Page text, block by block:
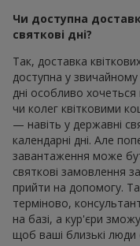
Чи доступна
святкові дні?
Так, доставка
доступна у
дні особливо хочеться
чи колег квітковими
— навіть у державні
календарні дні. Але
завантаження може
святкові замовлення
прийти на допомогу.
терміново,
на базі, а кур'єри
щоб ваші близькі люди